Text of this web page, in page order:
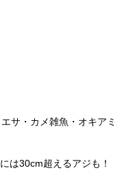
・カメ雑魚・オキアミ
は30cm超えるアジも！